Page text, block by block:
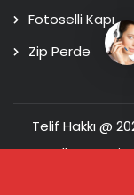
Fotoselli Kapı
Zip Perde
Telif Hakkı @
Kodlama
Ana